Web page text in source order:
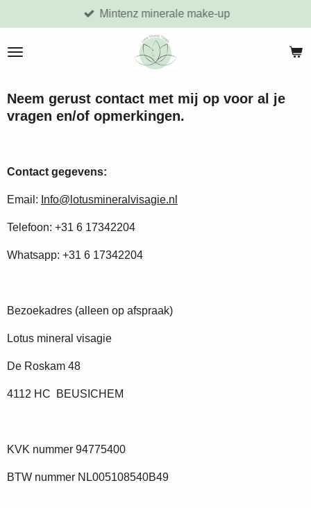
direct
naar
Mintenz minerale make-up
Neem gerust contact met mij op voor al je
vragen en/of opmerkingen.
Contact gegevens:
Email: Info@lotusmineralvisagie.nl
Telefoon: +31 6 17342204
Whatsapp: +31 6 17342204
Bezoekadres (alleen op afspraak)
Lotus mineral visagie
De Roskam 48
4112 HC BEUSICHEM
KVK nummer 94775400
BTW nummer NL005108540B49